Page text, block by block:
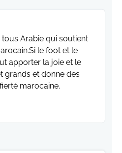
Arabie qui soutient
le foot et le
apporter la joie et le
grands et donne des
marocaine.